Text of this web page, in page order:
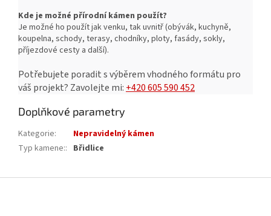
Kde je možné přírodní kámen použít?
Je možné ho použít jak venku, tak uvnitř (obývák, kuchyně,
koupelna, schody, terasy, chodníky, ploty, fasády, sokly,
příjezdové cesty a další).
Potřebujete poradit s výběrem vhodného formátu pro
váš projekt? Zavolejte mi:+420 605 590 452
Doplňkové parametry
Kategorie:
Nepravidelný kámen
Typ kamene:: Břidlice